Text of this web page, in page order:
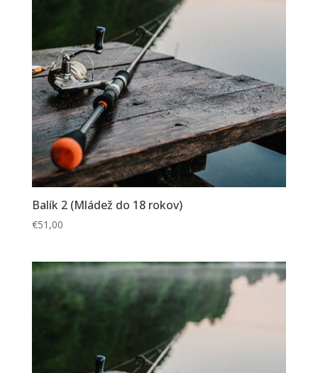
Balík 2 (Mládež do 18 rokov)
€51,00